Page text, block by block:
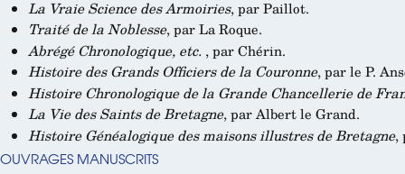
La Vraie Science des Armoiries, par Paillot.
Traité de la Noblesse, par La Roque.
Abrégé Chronologique, etc. , par Chérin.
Histoire des Grands Officiers de la Couronne, par le P.
Histoire Chronologique de la Grande Chancellerie de
La Vie des Saints de Bretagne, par Albert le Grand.
Histoire Généalogique des maisons illustres de Bretagne,
OUVRAGES MANUSCRITS